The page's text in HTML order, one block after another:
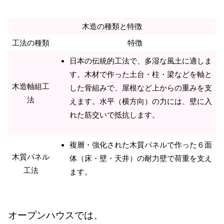
木造の種類と特徴
工法の種類
特徴
木造軸組工
法
日本の伝統的工法で、多湿な風土に適しま
す。木材で作った土台・柱・梁などを軸と
した骨組みで、屋根など上からの重みを支
えます。水平（横方向）の力には、壁に入
れた筋交いで抵抗します。
木質パネル
工法
複層・強化された木質パネルで作った６面
体（床・壁・天井）の耐力壁で荷重を支え
ます。
オープンハウスでは、